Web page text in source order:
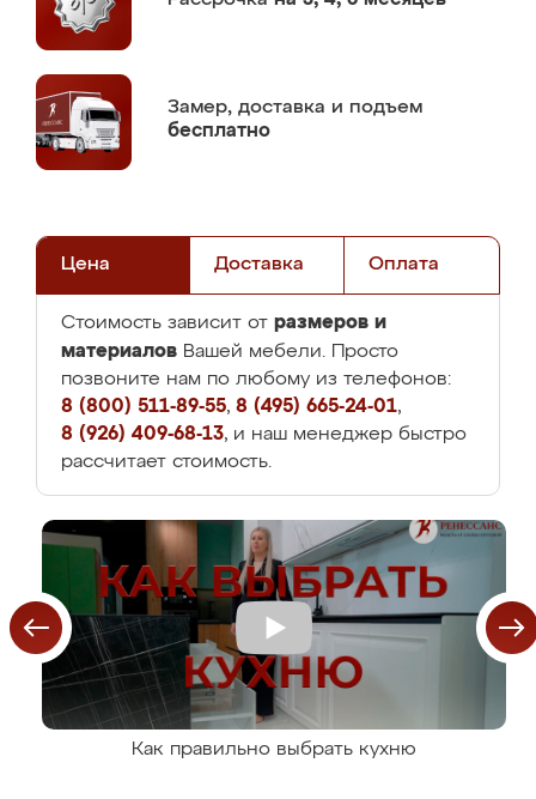
Замер, доставка и подъем
бесплатно
Цена Доставка Оплата
Стоимость зависит от размеров и
материалов Вашей мебели. Просто
позвоните нам по любому из телефонов:
8 (800) 511-89-55, 8 (495) 665-24-01,
8 (926) 409-68-13, и наш менеджер быстро
рассчитает стоимость.
Как правильно выбрать кухню